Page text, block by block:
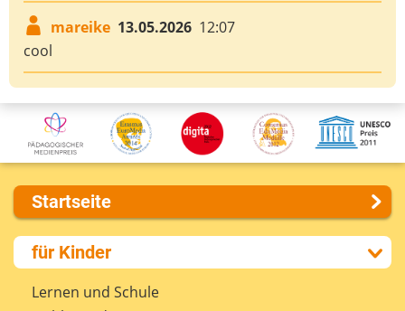
mareike 13.05.2026 12:07
cool
Startseite
Über uns
Presse
Kontakt
für Kinder
Lernen und Schule